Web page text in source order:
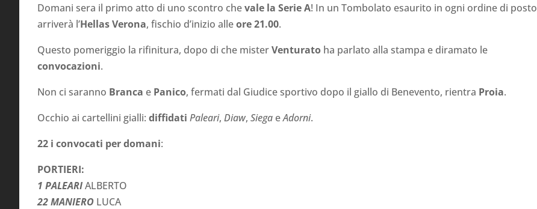
Domani sera il primo atto di uno scontro chevale la Serie A! In un Tombolato esaurito in ogni ordine di posto
arriverà l’Hellas Verona, fischio d’inizio alleore 21.00.
Questo pomeriggio la rifinitura, dopo di che misterVenturato ha parlato alla stampa e diramato le
convocazioni.
Non ci saranno Branca e Panico, fermati dal Giudice sportivo dopo il giallo di Benevento, rientra Proia.
Occhio ai cartellini gialli: diffidati Paleari, Diaw, Siega eAdorni.
22 i convocati per domani:
PORTIERI:
1 PALEARIALBERTO
22 MANIERO LUCA